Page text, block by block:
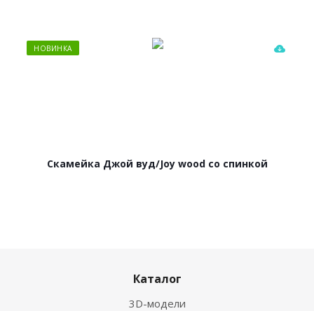
НОВИНКА
Скамейка Джой вуд/Joy wood со спинкой
Каталог
3D-модели